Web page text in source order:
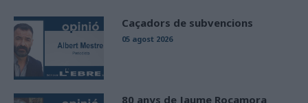
Caçadors de subvencions
05 agost 2026
80 anys de Jaume Rocamora